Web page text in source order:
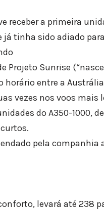
receber a primeira
tinha sido adiado
Sunrise
horário entre a
vezes nos voos mais
do A350-1000,
pela companhia
levará até 238